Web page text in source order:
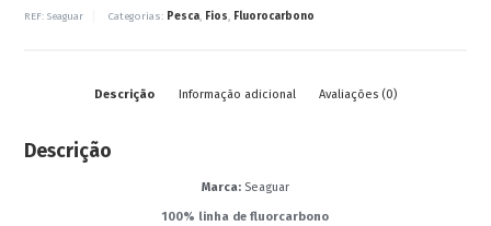
REF: Seaguar Categorias: Pesca, Fios, Fluorocarbono
Descrição Informação adicional Avaliações (0)
Descrição
Marca: Seaguar
100% linha de fluorcarbono
Contactos
Politica de Privacidade